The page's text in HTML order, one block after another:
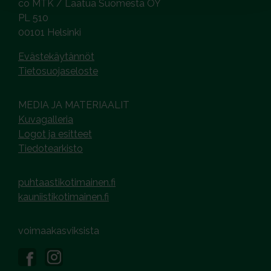
co MTK / Laatua Suomesta OY
PL 510
00101 Helsinki
Evästekäytännöt
Tietosuojaseloste
MEDIA JA MATERIAALIT
Kuvagalleria
Logot ja esitteet
Tiedotearkisto
puhtaastikotimainen.fi
kauniistikotimainen.fi
voimaakasviksista